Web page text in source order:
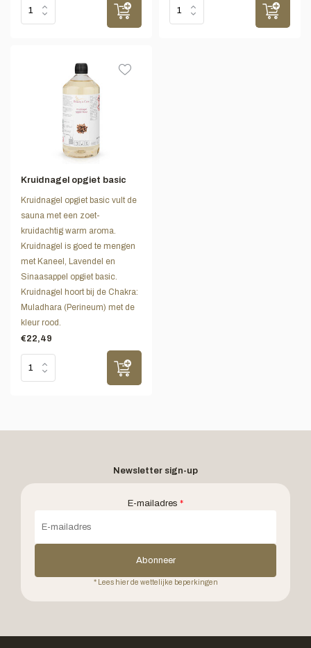
Kruidnagel opgiet basic
Kruidnagel opgiet basic vult de
sauna met een zoet-
kruidachtig warm aroma.
Kruidnagel is goed te mengen
met Kaneel, Lavendel en
Sinaasappel opgiet basic.
Kruidnagel hoort bij de Chakra:
Muladhara (Perineum) met de
kleur rood.
€22,49
Newsletter sign-up
E-mailadres *
Abonneer
* Lees hier de wettelijke beperkingen